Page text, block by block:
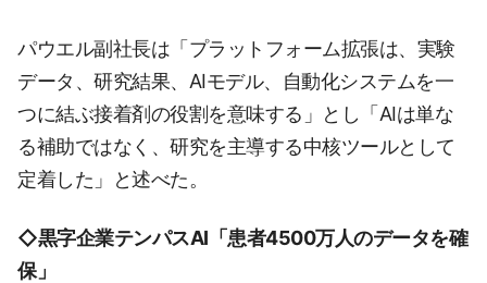
パウエル副社長は「プラットフォーム拡張は、実験
データ、研究結果、AIモデル、自動化システムを一
つに結ぶ接着剤の役割を意味する」とし「AIは単な
る補助ではなく、研究を主導する中核ツールとして
定着した」と述べた。
◇黒字企業テンパスAI「患者4500万人のデータを確
保」